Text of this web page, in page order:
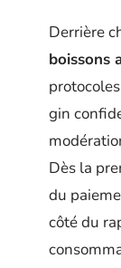
Derrière
boissons
gin
Dès la
du
côté du